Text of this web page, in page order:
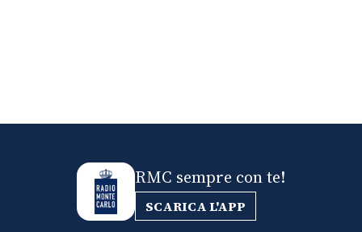
RMC sempre con te!
SCARICA L'APP